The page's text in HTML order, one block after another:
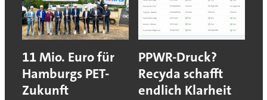
11 Mio. Euro für
Hamburgs PET-
Zukunft
PPWR-Druck?
Recyda schafft
endlich Klarheit